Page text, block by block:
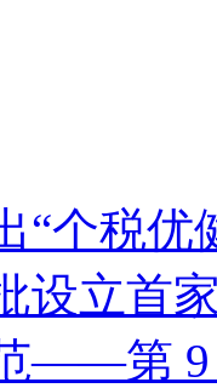
“个税优
设立首
——第 9